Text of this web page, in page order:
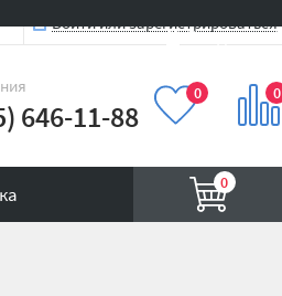
Войти или зарегистрироваться
646-11-88
0 0
0
Вход на сайт